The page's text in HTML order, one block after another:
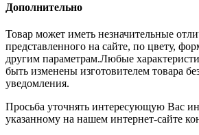
Дополнительно
Товар может иметь незначительные
представленного на сайте, по цвету,
другим параметрам.Любые
быть изменены изготовителем товара
уведомления.
Просьба уточнять интересующую Вас
указанному на нашем интернет-сайте